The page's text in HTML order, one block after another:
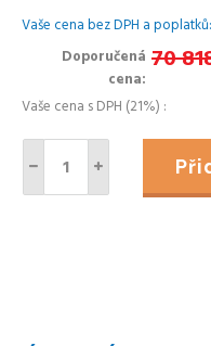
Vaše cena bez DPH a poplatků
Doporučená
cena
70
Vaše cena s DPH (21%)